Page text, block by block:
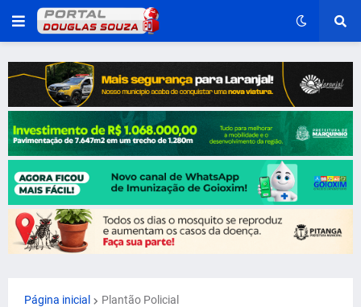
Página inicial Plantão Policial